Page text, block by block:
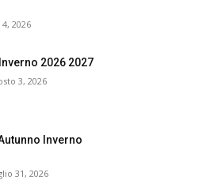
2026
2026 2027
3, 2026
Inverno
31, 2026